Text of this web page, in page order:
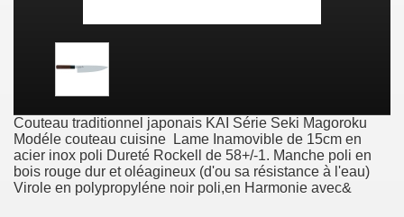
Couteau traditionnel japonais KAI Série Seki Magoroku
Modéle couteau cuisine Lame Inamovible de 15cm en
acier inox poli Dureté Rockell de 58+/-1. Manche poli en
bois rouge dur et oléagineux (d'ou sa résistance à l'eau)
Virole en polypropyléne noir poli,en Harmonie avec&